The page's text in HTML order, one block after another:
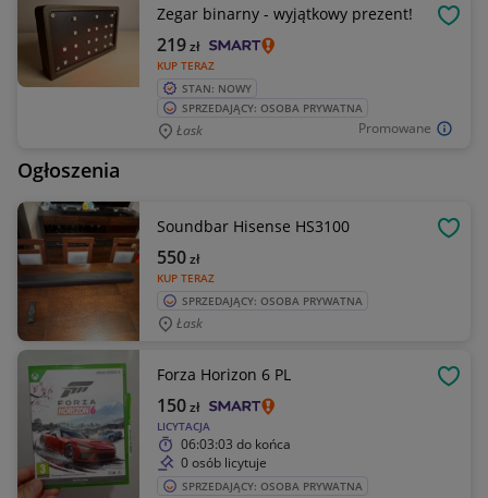
Promowane
Zegar binarny - wyjątkowy prezent!
KUP TERAZ
219zł
STAN: NOWY
SPRZEDAJĄCY: OSOBA PRYWATNA
Łask
Ogłoszenia
Soundbar Hisense HS3100
KUP TERAZ
550zł
SPRZEDAJĄCY: OSOBA PRYWATNA
Łask
Forza Horizon 6 PL
LICYTACJA
150zł
06:03:03 do końca
0 osób licytuje
SPRZEDAJĄCY: OSOBA PRYWATNA